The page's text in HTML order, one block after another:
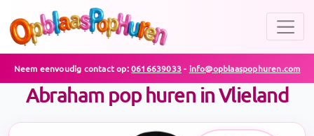
Neem eenvoudig contact op:0616639033- info@opblaaspophuren.com
Abraham pop huren in Vlieland